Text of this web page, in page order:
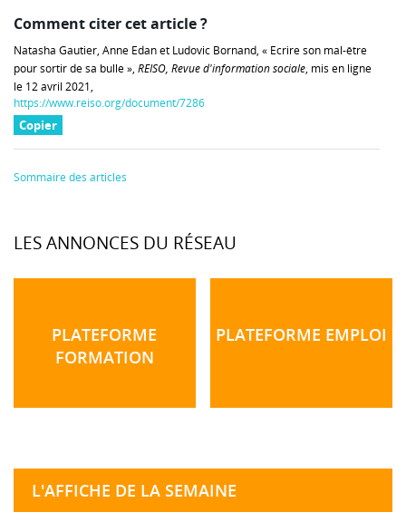
Comment citer cet article ?
Natasha Gautier, Anne Edan et Ludovic Bornand, « Ecrire son mal-être
pour sortir de sa bulle », REISO, Revue d'information sociale, mis en ligne
le 12 avril 2021,
https://www.reiso.org/document/7286
Copier
Sommaire des articles
LES ANNONCES DU RÉSEAU
PLATEFORME
FORMATION
PLATEFORME EMPLOI
L'AFFICHE DE LA SEMAINE